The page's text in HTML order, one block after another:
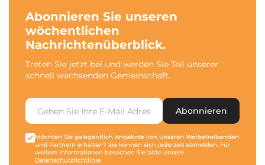
Abonnieren Sie unseren
wöchentlichen
Nachrichtenüberblick.
Treten Sie jetzt bei und werden Sie Teil unserer
schnell wachsenden Gemeinschaft.
Abonnieren
Möchten Sie gelegentlich Angebote von unseren Werbetreibenden
und Partnern erhalten? Sie können sich jederzeit abmelden. Für
weitere Informationen besuchen Sie bitte unsere
Datenschutzrichtlinie.